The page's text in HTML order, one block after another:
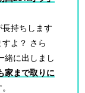
持ちします
よ？ さら
緒に出しまし
家まで取りに